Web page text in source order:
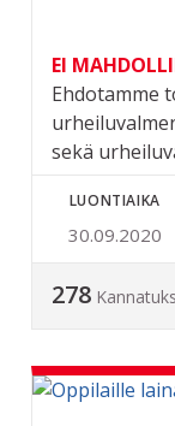
EI
Ehdotamme
sekä
LUONTIAIKA
30.09.2020
278